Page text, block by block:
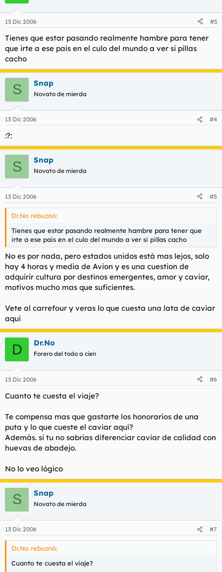
13 Dic 2006 #3
Tienes que estar pasando realmente hambre para tener
que irte a ese pais en el culo del mundo a ver si pillas
cacho
S Snap
Novato de mierda
13 Dic 2006 #4
:?:
S Snap
Novato de mierda
13 Dic 2006 #5
Dr.No rebuznó:
Tienes que estar pasando realmente hambre para tener que
irte a ese pais en el culo del mundo a ver si pillas cacho
No es por nada, pero estados unidos está mas lejos, solo
hay 4 horas y media de Avion y es una cuestion de
adquirir cultura por destinos emergentes, amor y caviar,
motivos mucho mas que suficientes.
Vete al carrefour y veras lo que cuesta una lata de caviar
aqui
D Dr.No
Forero del todo a cien
13 Dic 2006 #6
Cuanto te cuesta el viaje?
Te compensa mas que gastarte los honorarios de una
puta y lo que cueste el caviar aquí?
Además. si tu no sabrias diferenciar caviar de calidad con
huevas de abadejo.
No lo veo lógico
S Snap
Novato de mierda
13 Dic 2006 #7
Dr.No rebuznó:
Cuanto te cuesta el viaje?